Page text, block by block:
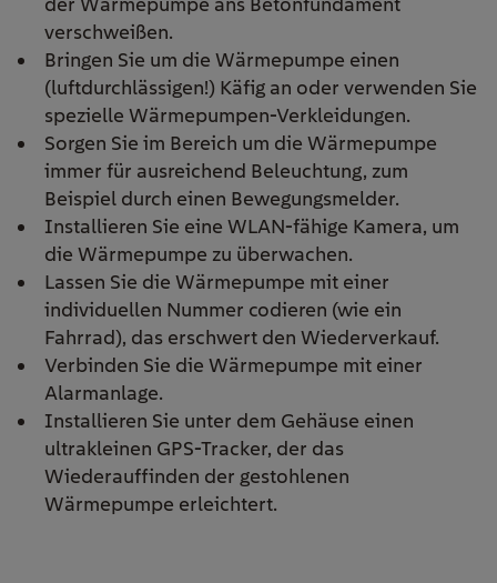
verschweißen.
Bringen Sie um die Wärmepumpe einen
(luftdurchlässigen!) Käfig an oder verwenden Sie
spezielle Wärmepumpen-Verkleidungen.
Sorgen Sie im Bereich um die Wärmepumpe
immer für ausreichend Beleuchtung, zum
Beispiel durch einen Bewegungsmelder.
Installieren Sie eine WLAN-fähige Kamera, um
die Wärmepumpe zu überwachen.
Lassen Sie die Wärmepumpe mit einer
individuellen Nummer codieren (wie ein
Fahrrad), das erschwert den Wiederverkauf.
Verbinden Sie die Wärmepumpe mit einer
Alarmanlage.
Installieren Sie unter dem Gehäuse einen
ultrakleinen GPS-Tracker, der das
Wiederauffinden der gestohlenen
Wärmepumpe erleichtert.